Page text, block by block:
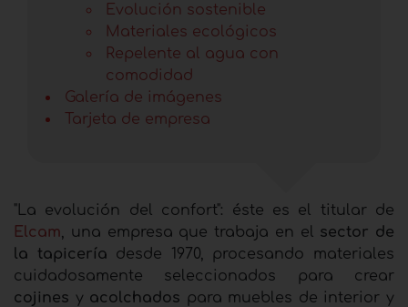
Evolución sostenible
Materiales ecológicos
Repelente al agua con
comodidad
Galería de imágenes
Tarjeta de empresa
"La evolución del confort": éste es el titular de
Elcam, una empresa que trabaja en el sector de
la tapicería desde 1970, procesando materiales
cuidadosamente seleccionados para crear
cojines y acolchados para muebles de interior y